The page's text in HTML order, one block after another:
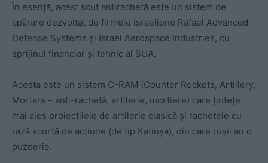
În esență, acest scut antirachetă este un sistem de
apărare dezvoltat de firmele israeliene Rafael Advanced
Defense Systems și Israel Aerospace Industries, cu
sprijinul financiar și tehnic al SUA.
Acesta este un sistem C-RAM (Counter Rockets, Artillery,
Mortars – anti-rachetă, artilerie, mortiere) care țintețe
mai ales proiectilele de artilerie clasică și rachetele cu
rază scurtă de acțiune (de tip Katiușa), din care rușii au o
puzderie.